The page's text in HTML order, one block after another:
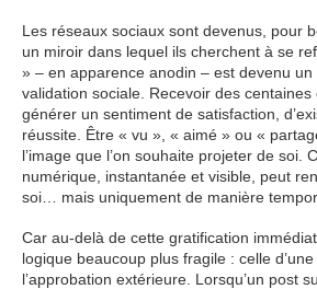
Les réseaux sociaux sont devenus, pour
un miroir dans lequel ils cherchent à se
» – en apparence anodin – est devenu
validation sociale. Recevoir des
générer un sentiment de satisfaction,
réussite. Être « vu », « aimé » ou «
l’image que l’on souhaite projeter de soi.
numérique, instantanée et visible, peut
soi… mais uniquement de manière
Car au-delà de cette gratification
logique beaucoup plus fragile : celle
l’approbation extérieure. Lorsqu’un post